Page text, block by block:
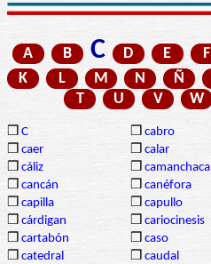
A B C D E F
K
L M N Ñ
T
U V W
❒ C ❒ cabro
❒ caer ❒ calar
❒ cáliz ❒ camanchaca
❒ cancán ❒ canéfora
❒ capilla ❒ capullo
❒ cárdigan ❒ cariocinesis
❒ cartabón ❒ caso
❒ catedral ❒ caudal